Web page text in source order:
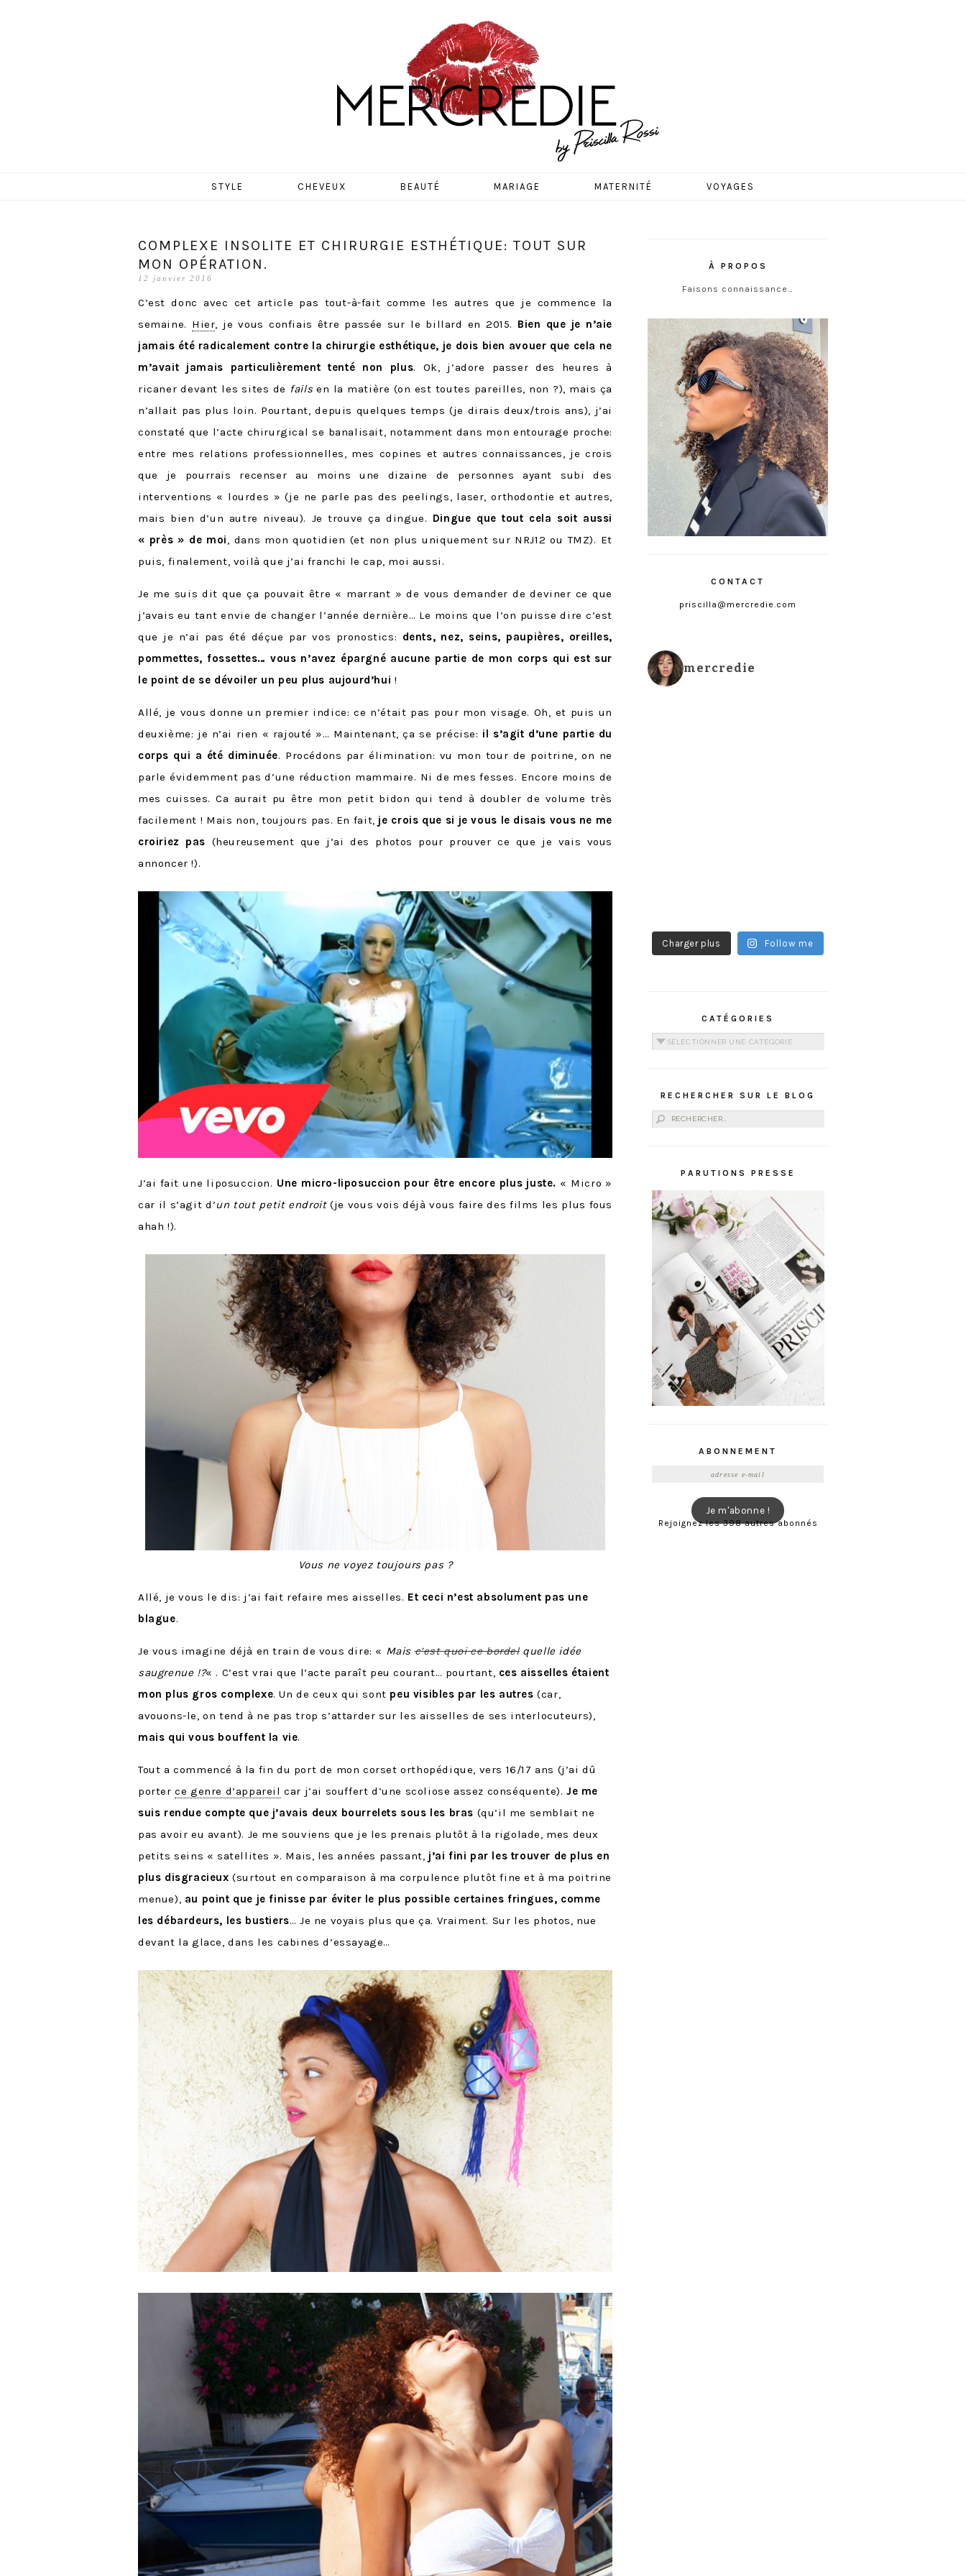
MERCREDIE
STYLE CHEVEUX BEAUTÉ MARIAGE MATERNITÉ VOYAGES
COMPLEXE INSOLITE ET CHIRURGIE ESTHÉTIQUE: TOUT SUR
MON OPÉRATION.
12 janvier 2016
C’est donc avec cet article pas tout-à-fait comme les autres que je commence la
semaine. Hier, je vous confiais être passée sur le billard en 2015. Bien que je n’aie
jamais été radicalement contre la chirurgie esthétique, je dois bien avouer que cela ne
m’avait jamais particulièrement tenté non plus. Ok, j’adore passer des heures à
ricaner devant les sites de fails en la matière (on est toutes pareilles, non ?), mais ça
n’allait pas plus loin. Pourtant, depuis quelques temps (je dirais deux/trois ans), j’ai
constaté que l’acte chirurgical se banalisait, notamment dans mon entourage proche:
entre mes relations professionnelles, mes copines et autres connaissances, je crois
que je pourrais recenser au moins une dizaine de personnes ayant subi des
interventions « lourdes » (je ne parle pas des peelings, laser, orthodontie et autres,
mais bien d’un autre niveau). Je trouve ça dingue. Dingue que tout cela soit aussi
« près » de moi, dans mon quotidien (et non plus uniquement sur NRJ12 ou TMZ). Et
puis, finalement, voilà que j’ai franchi le cap, moi aussi.
Je me suis dit que ça pouvait être « marrant » de vous demander de deviner ce que
j’avais eu tant envie de changer l’année dernière… Le moins que l’on puisse dire c’est
que je n’ai pas été déçue par vos pronostics: dents, nez, seins, paupières, oreilles,
pommettes, fossettes… vous n’avez épargné aucune partie de mon corps qui est sur
le point de se dévoiler un peu plus aujourd’hui !
Allé, je vous donne un premier indice: ce n’était pas pour mon visage. Oh, et puis un
deuxième: je n’ai rien « rajouté »… Maintenant, ça se précise: il s’agit d’une partie du
corps qui a été diminuée. Procédons par élimination: vu mon tour de poitrine, on ne
parle évidemment pas d’une réduction mammaire. Ni de mes fesses. Encore moins de
mes cuisses. Ca aurait pu être mon petit bidon qui tend à doubler de volume très
facilement ! Mais non, toujours pas. En fait, je crois que si je vous le disais vous ne me
croiriez pas (heureusement que j’ai des photos pour prouver ce que je vais vous
annoncer !).
J’ai fait une liposuccion. Une micro-liposuccion pour être encore plus juste. « Micro »
car il s’agit d’un tout petit endroit(je vous vois déjà vous faire des films les plus fous
ahah !).
Vous ne voyez toujours pas ?
Allé, je vous le dis: j’ai fait refaire mes aisselles. Et ceci n’est absolument pas une
blague.
Je vous imagine déjà en train de vous dire: « Maisc’est quoi ce bordelquelle idée
saugrenue !?« . C’est vrai que l’acte paraît peu courant… pourtant, ces aisselles étaient
mon plus gros complexe. Un de ceux qui sont peu visibles par les autres (car,
avouons-le, on tend à ne pas trop s’attarder sur les aisselles de ses interlocuteurs),
mais qui vous bouffent la vie.
Tout a commencé à la fin du port de mon corset orthopédique, vers 16/17 ans (j’ai dû
porterce genre d’appareil car j’ai souffert d’une scoliose assez conséquente).Je me
suis rendue compte que j’avais deux bourrelets sous les bras (qu’il me semblait ne
pas avoir eu avant). Je me souviens que je les prenais plutôt à la rigolade, mes deux
petits seins « satellites ». Mais, les années passant, j’ai fini par les trouver de plus en
plus disgracieux(surtout en comparaison à ma corpulence plutôt fine et à ma poitrine
menue), au point que je finisse par éviter le plus possible certaines fringues, comme
les débardeurs, les bustiers… Je ne voyais plus que ça. Vraiment. Sur les photos, nue
devant la glace, dans les cabines d’essayage…
À PROPOS
Faisons connaissance…
CONTACT
priscilla@mercredie.com
mercredie
Charger plus Follow me
CATÉGORIES
Catégories
RECHERCHER SUR LE BLOG
Rechercher :
PARUTIONS PRESSE
ABONNEMENT
Je m'abonne !
Rejoignez les 398 autres abonnés